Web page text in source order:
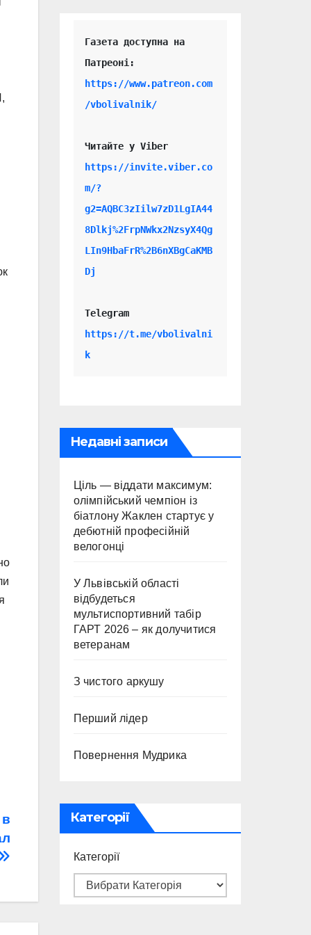
Газета доступна на
https://www.patreon.com
/vbolivalnik/
Читайте у Viber
https://invite.viber.co
m/?
g2=AQBC3zIilw7zD1LgIA44
8Dlkj%2FrpNWkx2NzsyX4Qg
LIn9HbaFrR%2B6nXBgCaKMB
Dj
Telegram
https://t.me/vbolivalni
k
Недавні записи
Ціль — віддати максимум:
олімпійський чемпіон із
біатлону Жаклен стартує у
дебютній професійній
велогонці
У Львівській області
відбудеться
мультиспортивний табір
ГАРТ 2026 – як долучитися
ветеранам
З чистого аркушу
Перший лідер
Повернення Мудрика
Категорії
Категорії